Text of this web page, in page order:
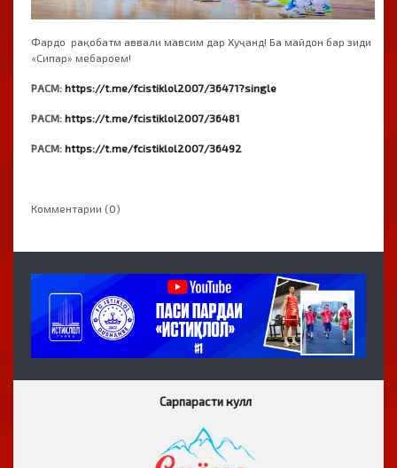
Фардо рақобатм аввали мавсим дар Хуҷанд! Ба майдон бар зиди
«Сипар» мебароем!
РАСМ: https://t.me/fcistiklol2007/36471?single
РАСМ: https://t.me/fcistiklol2007/36481
РАСМ: https://t.me/fcistiklol2007/36492
Комментарии (0)
Сарпарасти кулл